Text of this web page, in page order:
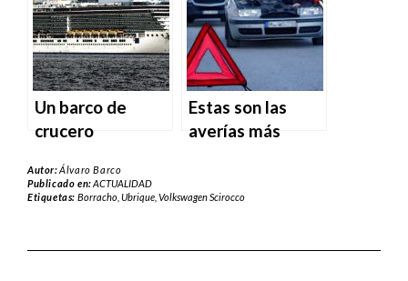
Francorchamps
Un barco de
crucero
mismo que 100
millones de
Estas son las
averías más
Autor:Álvaro Barco
Publicado en:ACTUALIDAD
Etiquetas: Borracho, Ubrique, Volkswagen Scirocco